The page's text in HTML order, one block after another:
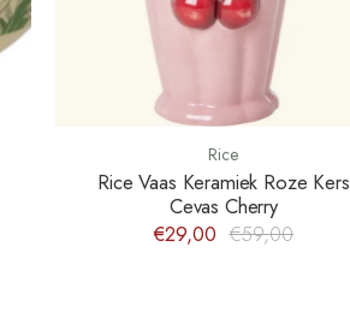
Rice
Rice Vaas Keramiek Roze Kers
Cevas Cherry
€29,00 €59,00